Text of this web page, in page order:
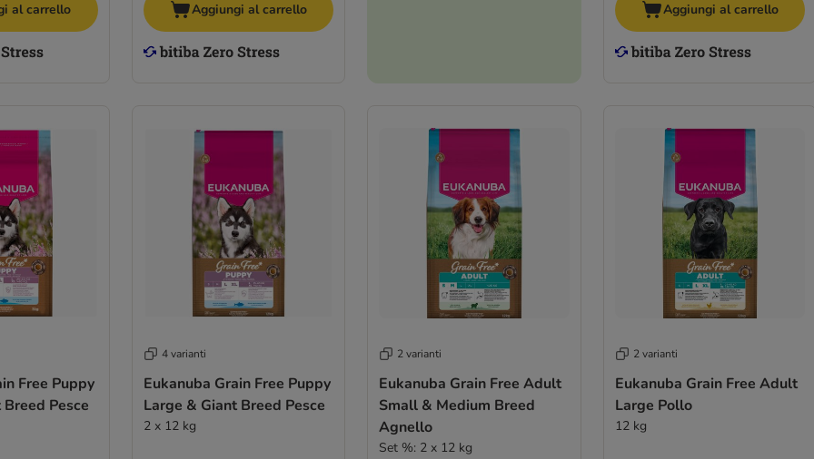
al carrello Aggiungi al carrello Aggiungi al carrello
Free Puppy
Pesce
4 varianti
Eukanuba Grain Free Puppy
Large & Giant Breed Pesce
2 x 12 kg
2 varianti
Eukanuba Grain Free Adult
Small & Medium Breed
Agnello
Set %: 2 x 12 kg
2 varianti
Eukanuba Grain Free Adult
Large Pollo
12 kg